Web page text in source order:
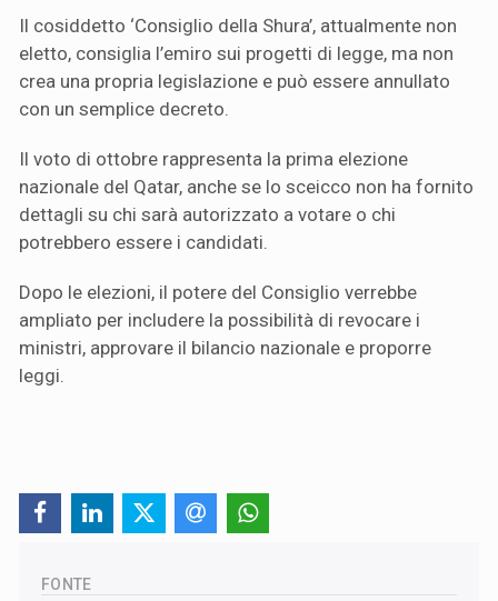
Il cosiddetto ‘Consiglio della Shura’, attualmente non
eletto, consiglia l’emiro sui progetti di legge, ma non
crea una propria legislazione e può essere annullato
con un semplice decreto.
Il voto di ottobre rappresenta la prima elezione
nazionale del Qatar, anche se lo sceicco non ha fornito
dettagli su chi sarà autorizzato a votare o chi
potrebbero essere i candidati.
Dopo le elezioni, il potere del Consiglio verrebbe
ampliato per includere la possibilità di revocare i
ministri, approvare il bilancio nazionale e proporre
leggi.
FONTE